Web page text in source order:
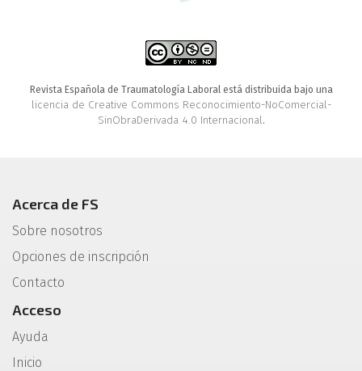
Revista Española de Traumatología Laboral está distribuida bajo una
licencia de Creative Commons Reconocimiento-NoComercial-
SinObraDerivada 4.0 Internacional.
Acerca de FS
Sobre nosotros
Opciones de inscripción
Contacto
Acceso
Ayuda
Inicio